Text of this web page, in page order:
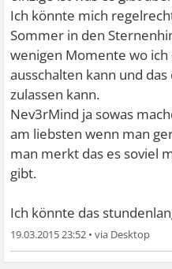
Ich könnte mich
Sommer in den
wenigen Momente wo
ausschalten kann und
zulassen kann.
Nev3rMind ja sowas
am liebsten wenn man
man merkt das es soviel
gibt.
Ich könnte das
19.03.2015 23:52 •